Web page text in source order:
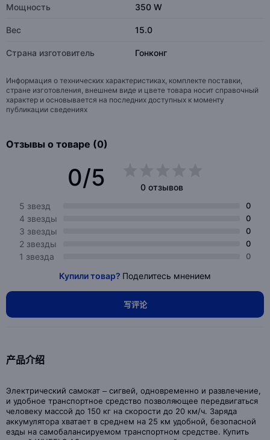
Мощность 350 W
Вес 15.0
Страна изготовитель Гонконг
Информация о технических характеристиках, комплекте поставки,
стране изготовления, внешнем виде и цвете товара носит справочный
характер и основывается на последних доступных к моменту
публикации сведениях
Отзывы о товаре (0)
0/5
0 отзывов
5 звезд
0
4 звезды 0
3 звезды 0
2 звезды 0
1 звезда 0
Купили товар? Поделитесь мнением
写评论
产品介绍
Электрический самокат – сигвей, одновременно и развлечение,
и удобное транспортное средство позволяющее передвигаться
человеку массой до 150 кг на скорости до 20 км/ч. Заряда
аккумулятора хватает в среднем на 25 км удобной, безопасной
езды на самобалансируемом транспортном средстве. Купить